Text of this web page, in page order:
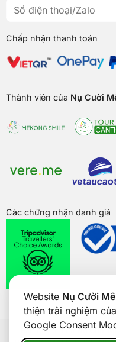
Website Nụ Cười
thiện trải nghiệm
Google Consent
Chấp nhận thanh toán
Thành viên của Nụ Cười
Các chứng nhận danh giá
Bản quyền củaNụ Cười